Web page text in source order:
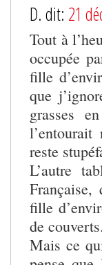
D. dit: 21
Tout à
occupée
fille
que
grasses
l’entourait
reste
L’autre
Française,
fille
de couverts.
Mais ce